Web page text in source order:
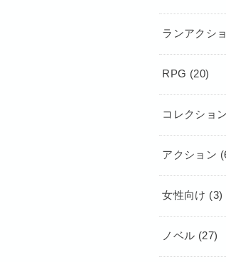
ランアクシ
RPG (20)
コレクション
アクション
女性向け (3)
ノベル (27)